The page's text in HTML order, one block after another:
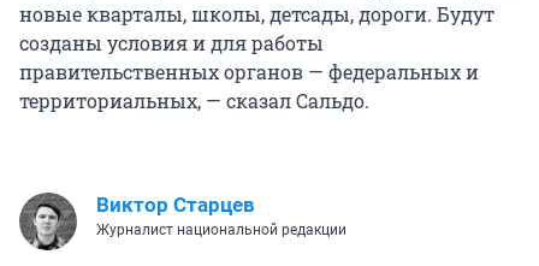
новые кварталы, школы, детсады, дороги. Будут
созданы условия и для работы
правительственных органов — федеральных и
территориальных, — сказал Сальдо.
Виктор Старцев
Журналист национальной редакции